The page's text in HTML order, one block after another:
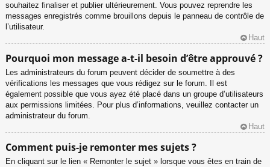
souhaitez finaliser et publier ultérieurement. Vous pouvez reprendre les
messages enregistrés comme brouillons depuis le panneau de contrôle de
l’utilisateur.
Haut
Pourquoi mon message a-t-il besoin d’être approuvé ?
Les administrateurs du forum peuvent décider de soumettre à des
vérifications les messages que vous rédigez sur le forum. Il est
également possible que vous ayez été placé dans un groupe d’utilisateurs
aux permissions limitées. Pour plus d’informations, veuillez contacter un
administrateur du forum.
Haut
Comment puis-je remonter mes sujets ?
En cliquant sur le lien « Remonter le sujet » lorsque vous êtes en train de